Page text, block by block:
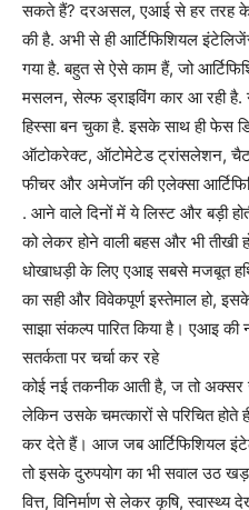
सकते हैं? दरअसल, एआई से हर तरह के
की है. अभी से ही आर्टिफिशियल
गया है. बहुत से ऐसे काम हैं, जो
मसलन, सेल्फ ड्राइविंग कार आ रही है.
हिस्सा बन चुका है. इसके साथ ही फेस
ऑटोकरेक्ट, ऑटोमेटेड ट्रांसलेशन,
फीचर और अमेजॉन की एलेक्सा
. आने वाले दिनों में ये लिस्ट और बड़ी
को लेकर होने वाली बहस और भी तीखी
धोखाधड़ी के लिए एआइ सबसे मजबूत
का सही और विवेकपूर्ण इस्तेमाल हो,
साझा संकल्प पारित किया है। एआइ
सतर्कता पर चर्चा कर रहे
कोई नई तकनीक आती है, ज तो अक्सर
लेकिन उसके चमत्कारों से परिचित होते
कर देते हैं। आज जब आर्टिफिशियल
तो इसके दुरुपयोग का भी सवाल उठ
वित्त, विनिर्माण से लेकर कृषि,